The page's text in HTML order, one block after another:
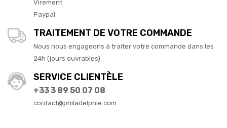
Virement
Paypal
TRAITEMENT DE VOTRE COMMANDE
Nous nous engageons à traiter votre commande dans les
24h (jours ouvrables)
SERVICE CLIENTÈLE
+33 3 89 50 07 08
contact@philadelphie.com